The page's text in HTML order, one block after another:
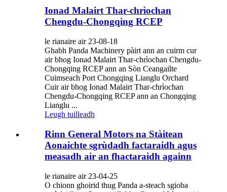
Ionad Malairt Thar-chrìochan
Chengdu-Chongqing RCEP
le rianaire air 23-08-18
Ghabh Panda Machinery pàirt ann an cuirm cur
air bhog Ionad Malairt Thar-chrìochan Chengdu-
Chongqing RCEP ann an Sòn Ceangailte
Cuimseach Port Chongqing Lianglu Orchard
Cuir air bhog Ionad Malairt Thar-chrìochan
Chengdu-Chongqing RCEP ann an Chongqing
Lianglu ...
Leugh tuilleadh
Rinn General Motors na Stàitean
Aonaichte sgrùdadh factaraidh agus
measadh air an fhactaraidh againn
le rianaire air 23-04-25
O chionn ghoirid thug Panda a-steach sgioba